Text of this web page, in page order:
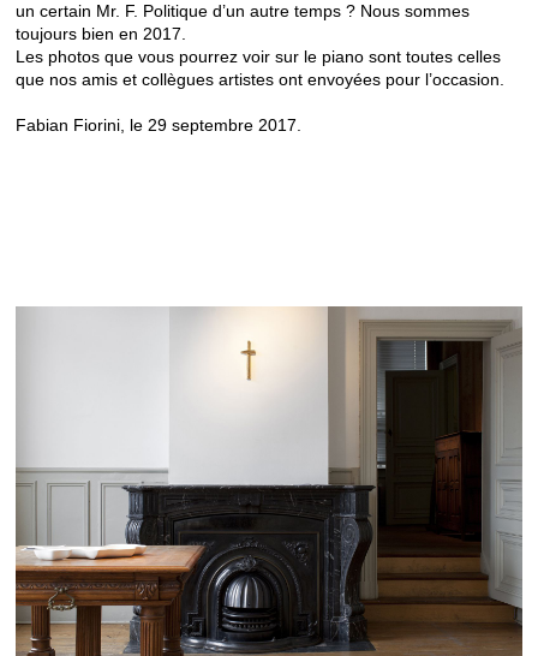
un certain Mr. F. Politique d’un autre temps ? Nous sommes
toujours bien en 2017.
Les photos que vous pourrez voir sur le piano sont toutes celles
que nos amis et collègues artistes ont envoyées pour l’occasion.
Fabian Fiorini, le 29 septembre 2017.